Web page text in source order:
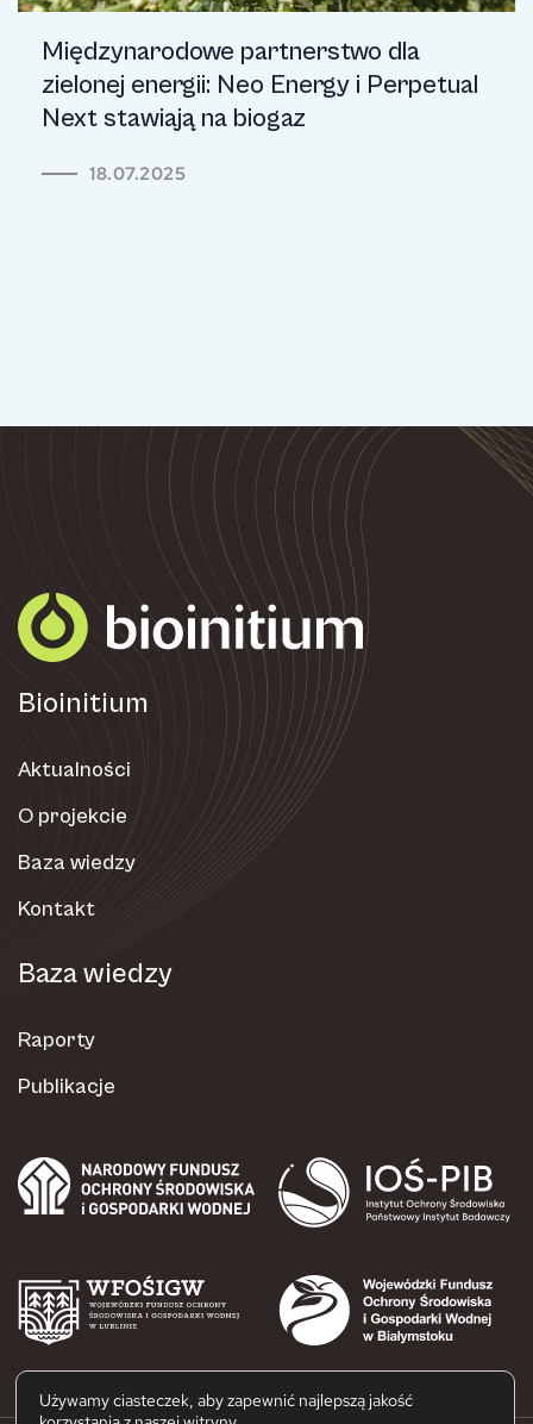
Międzynarodowe partnerstwo dla
zielonej energii: Neo Energy i Perpetual
Next stawiają na biogaz
18.07.2025
Bioinitium
Aktualności
O projekcie
Baza wiedzy
Kontakt
Baza wiedzy
Raporty
Publikacje
Używamy ciasteczek, aby zapewnić najlepszą jakość